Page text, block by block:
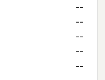
--
--
--
--
--